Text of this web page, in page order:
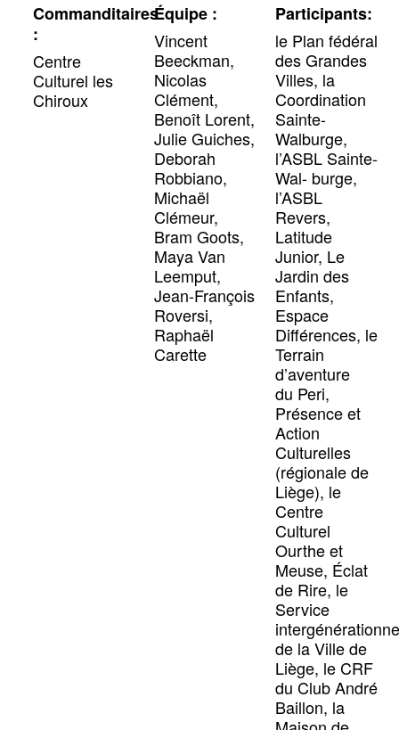
Commanditaires
:
Centre
Culturel les
Chiroux
Équipe :
Vincent
Beeckman,
Nicolas
Clément,
Benoît Lorent,
Julie Guiches,
Deborah
Robbiano,
Michaël
Clémeur,
Bram Goots,
Maya Van
Leemput,
Jean-François
Roversi,
Raphaël
Carette
Participants:
le Plan fédéral
des Grandes
Villes, la
Coordination
Sainte-
Walburge,
l’ASBL Sainte-
Wal- burge,
l’ASBL
Revers,
Latitude
Junior, Le
Jardin des
Enfants,
Espace
Différences, le
Terrain
d’aventure
du Peri,
Présence et
Action
Culturelles
(régionale de
Liège), le
Centre
Culturel
Ourthe et
Meuse, Éclat
de Rire, le
Service
de la Ville de
Liège, le CRF
du Club André
Baillon, la